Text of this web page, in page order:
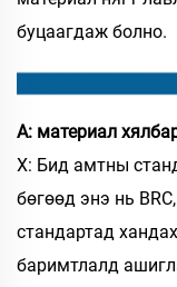
буцаагдаж болно.
А: материал
Х: Бид амтны
бөгөөд энэ нь
стандартад
баримтлалд